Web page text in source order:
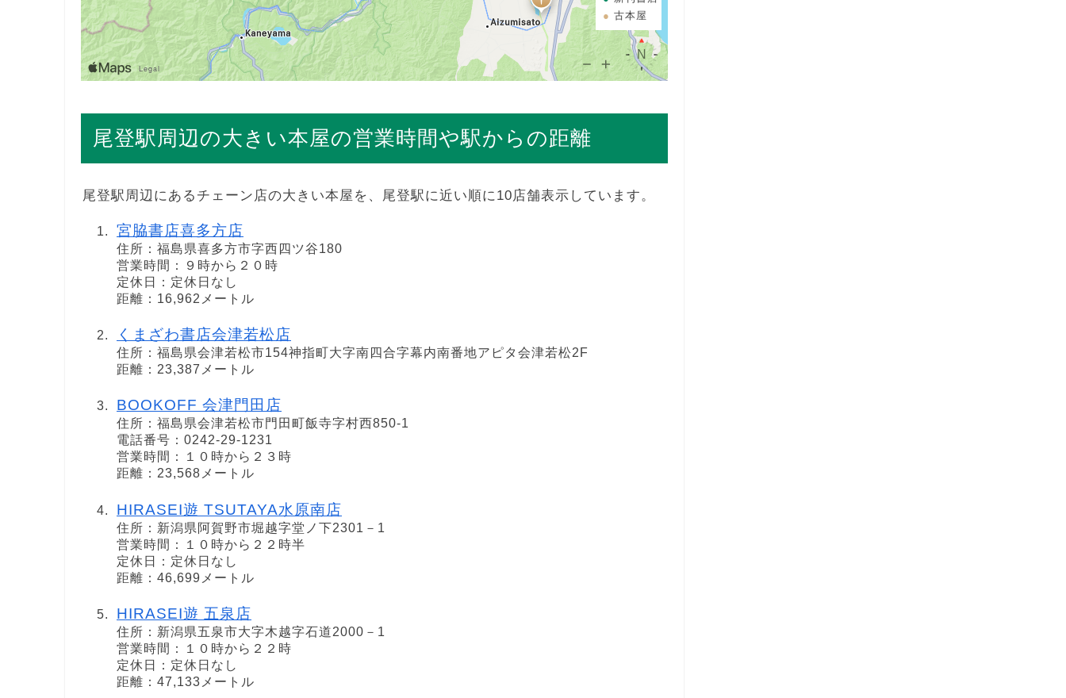
古本屋
尾登駅周辺の大きい本屋の営業時間や駅からの距離
尾登駅周辺にあるチェーン店の大きい本屋を、尾登駅に近い順に10店舗表示しています。
宮脇書店喜多方店
住所：福島県喜多方市字西四ツ谷180
営業時間：９時から２０時
定休日：定休日なし
距離：16,962メートル
くまざわ書店会津若松店
住所：福島県会津若松市154神指町大字南四合字幕内南番地アピタ会津若松2F
距離：23,387メートル
BOOKOFF 会津門田店
住所：福島県会津若松市門田町飯寺字村西850-1
電話番号：0242-29-1231
営業時間：１０時から２３時
距離：23,568メートル
HIRASEI遊 TSUTAYA水原南店
住所：新潟県阿賀野市堀越字堂ノ下2301－1
営業時間：１０時から２２時半
定休日：定休日なし
距離：46,699メートル
HIRASEI遊 五泉店
住所：新潟県五泉市大字木越字石道2000－1
営業時間：１０時から２２時
定休日：定休日なし
距離：47,133メートル